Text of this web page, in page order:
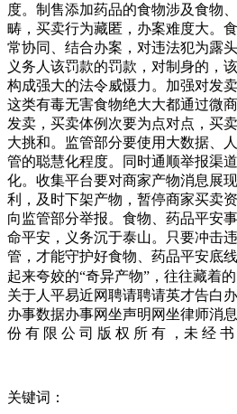
度。制售添加药品的食物涉及食物
畴，买卖行为藏匿，办案难度大。
常协同、结合办案，对违法犯为露
义务人该罚款的罚款，对制身的，
构成强大的法令威慑力。加强对发
这类有毒无害食物绝大大都通过微
发卖，买卖体例次要为点对点，买
大挑和。监管部分要使用大数据、
管的聪慧化程度。同时通顺举报渠
化。收集平台要对商家产物消息展
利，及时下架产物，暂停商家买卖
向监管部分举报。食物、药品平安
命平安，义务沉于泰山。只要冲击
管，才能守护好食物、药品平安底
起来夸姣的“奇异产物”，往往藏着的
关于人平易近网聘请聘请英才告白
办事数据办事网坐声明网坐律师消
份 有 限 公 司 版 权 所 有 ，未 经 书
关键词：